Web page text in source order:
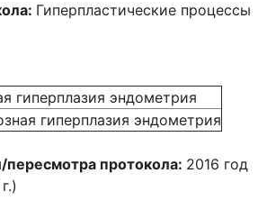
Гиперпластические процессы
гиперплазия эндометрия
гиперплазия эндометрия
пересмотра протокола: 2016 год